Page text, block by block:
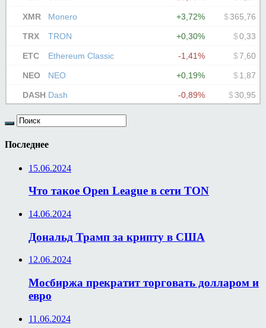
Последнее
15.06.2024
Что такое Open League в сети TON
14.06.2024
Дональд Трамп за крипту в США
12.06.2024
Мосбиржа прекратит торговать долларом и
евро
11.06.2024